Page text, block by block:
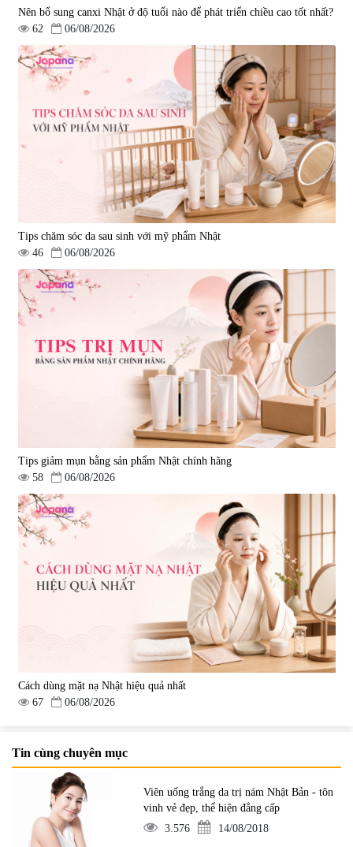
Nên bổ sung canxi Nhật ở độ tuổi nào để phát triển chiều cao tốt nhất?
62
06/08/2026
Tips chăm sóc da sau sinh với mỹ phẩm Nhật
46
06/08/2026
Tips giảm mụn bằng sản phẩm Nhật chính hãng
58
06/08/2026
Cách dùng mặt nạ Nhật hiệu quả nhất
67
06/08/2026
Tin cùng chuyên mục
Viên uống trắng da trị nám Nhật Bản - tôn
vinh vẻ đẹp, thể hiện đẳng cấp
3.576
14/08/2018